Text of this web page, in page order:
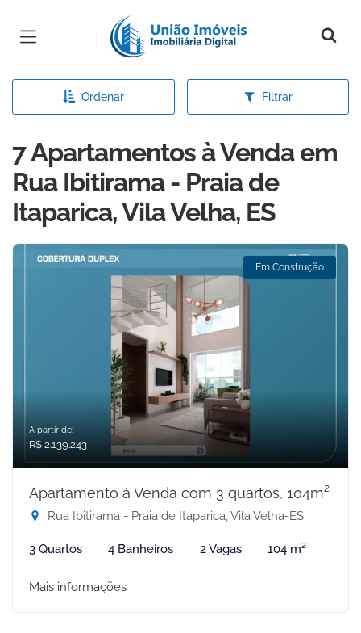
Página inicial
Ordenar Filtrar
7 Apartamentos à Venda em
Rua Ibitirama - Praia de
Itaparica, Vila Velha, ES
Em Construção
A partir de:
R$ 2.139.243
Apartamento à Venda com 3 quartos, 104m²
Rua Ibitirama - Praia de Itaparica, Vila Velha-ES
3 Quartos 4 Banheiros 2 Vagas 104 m²
Mais informações